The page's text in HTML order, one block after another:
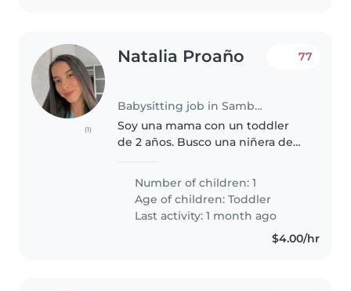
(1)
Natalia Proaño
Babysitting job in Samborondón
77
Soy una mama con un toddler
de 2 años. Busco una niñera de
mi pequeño mientras estoy en el
trabajo. Me es importante que la
niñera tenga experiencia con..
Number of children: 1
Age of children:Toddler
Last activity: 1 month ago
$4.00/hr